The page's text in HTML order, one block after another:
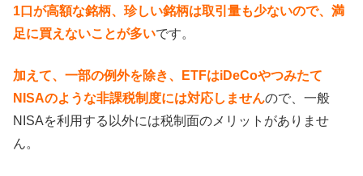
1口が高額な銘柄、珍しい銘柄は取引量も少ないので、満
足に買えないことが多いです。
加えて、一部の例外を除き、ETFはiDeCoやつみたて
NISAのような非課税制度には対応しませんので、一般
NISAを利用する以外には税制面のメリットがありませ
ん。